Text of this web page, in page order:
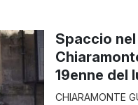
Spaccio
19enne del
CHIARAMONTE